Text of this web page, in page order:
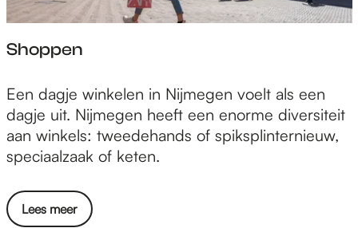
Shoppen
S
h
o
p
e
n
Een dagje winkelen in Nijmegen voelt als een
dagje uit. Nijmegen heeft een enorme diversiteit
aan winkels: tweedehands of spiksplinternieuw,
speciaalzaak of keten.
Lees meer